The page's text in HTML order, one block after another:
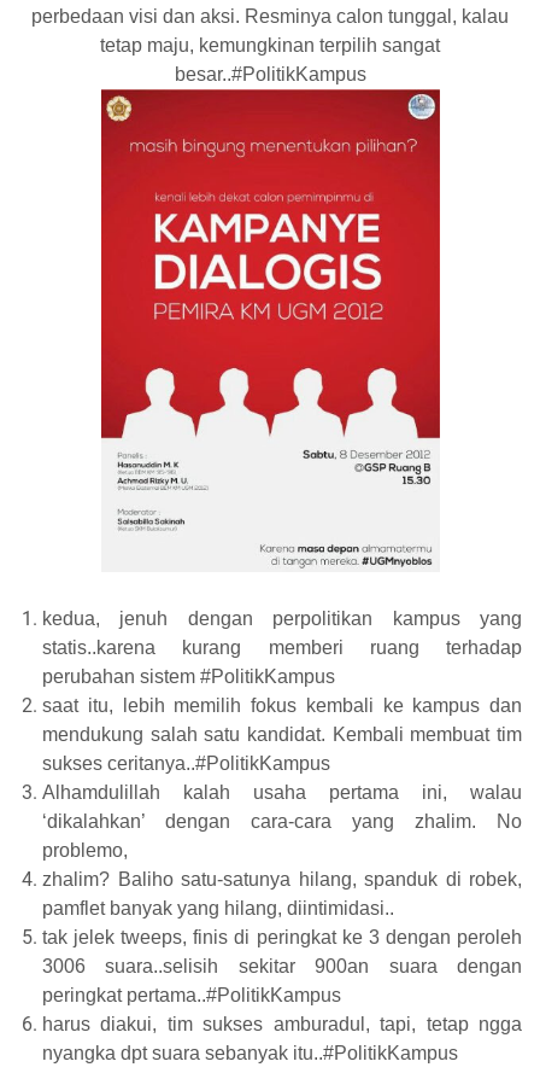
perbedaan visi dan aksi. Resminya calon tunggal, kalau
tetap maju, kemungkinan terpilih sangat
besar..#PolitikKampus
kedua, jenuh dengan perpolitikan kampus yang
statis..karena kurang memberi ruang terhadap
perubahan sistem #PolitikKampus
saat itu, lebih memilih fokus kembali ke kampus dan
mendukung salah satu kandidat. Kembali membuat tim
sukses ceritanya..#PolitikKampus
Alhamdulillah kalah usaha pertama ini, walau
‘dikalahkan’ dengan cara-cara yang zhalim. No
problemo,
zhalim? Baliho satu-satunya hilang, spanduk di robek,
pamflet banyak yang hilang, diintimidasi..
tak jelek tweeps, finis di peringkat ke 3 dengan peroleh
3006 suara..selisih sekitar 900an suara dengan
peringkat pertama..#PolitikKampus
harus diakui, tim sukses amburadul, tapi, tetap ngga
nyangka dpt suara sebanyak itu..#PolitikKampus